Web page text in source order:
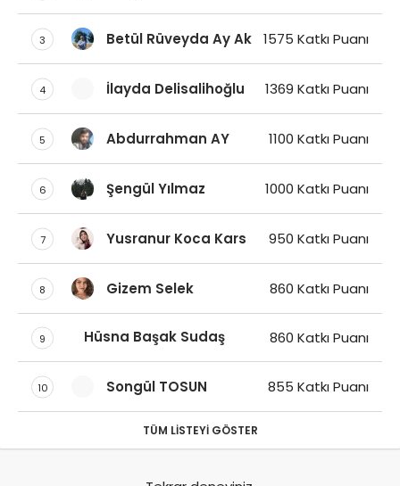
3 Betül Rüveyda Ay Ak 1575 Katkı Puanı
4 İlayda Delisalihoğlu 1369 Katkı Puanı
5 Abdurrahman AY 1100 Katkı Puanı
6 Şengül Yılmaz 1000 Katkı Puanı
7 Yusranur Koca Kars 950 Katkı Puanı
8 Gizem Selek 860 Katkı Puanı
9 Hüsna Başak Sudaş 860 Katkı Puanı
10 Songül TOSUN 855 Katkı Puanı
TÜM LISTEYI GÖSTER